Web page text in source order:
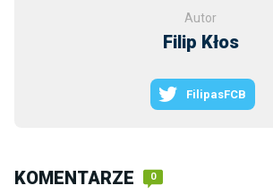
Autor
Filip Kłos
FilipasFCB
KOMENTARZE 0